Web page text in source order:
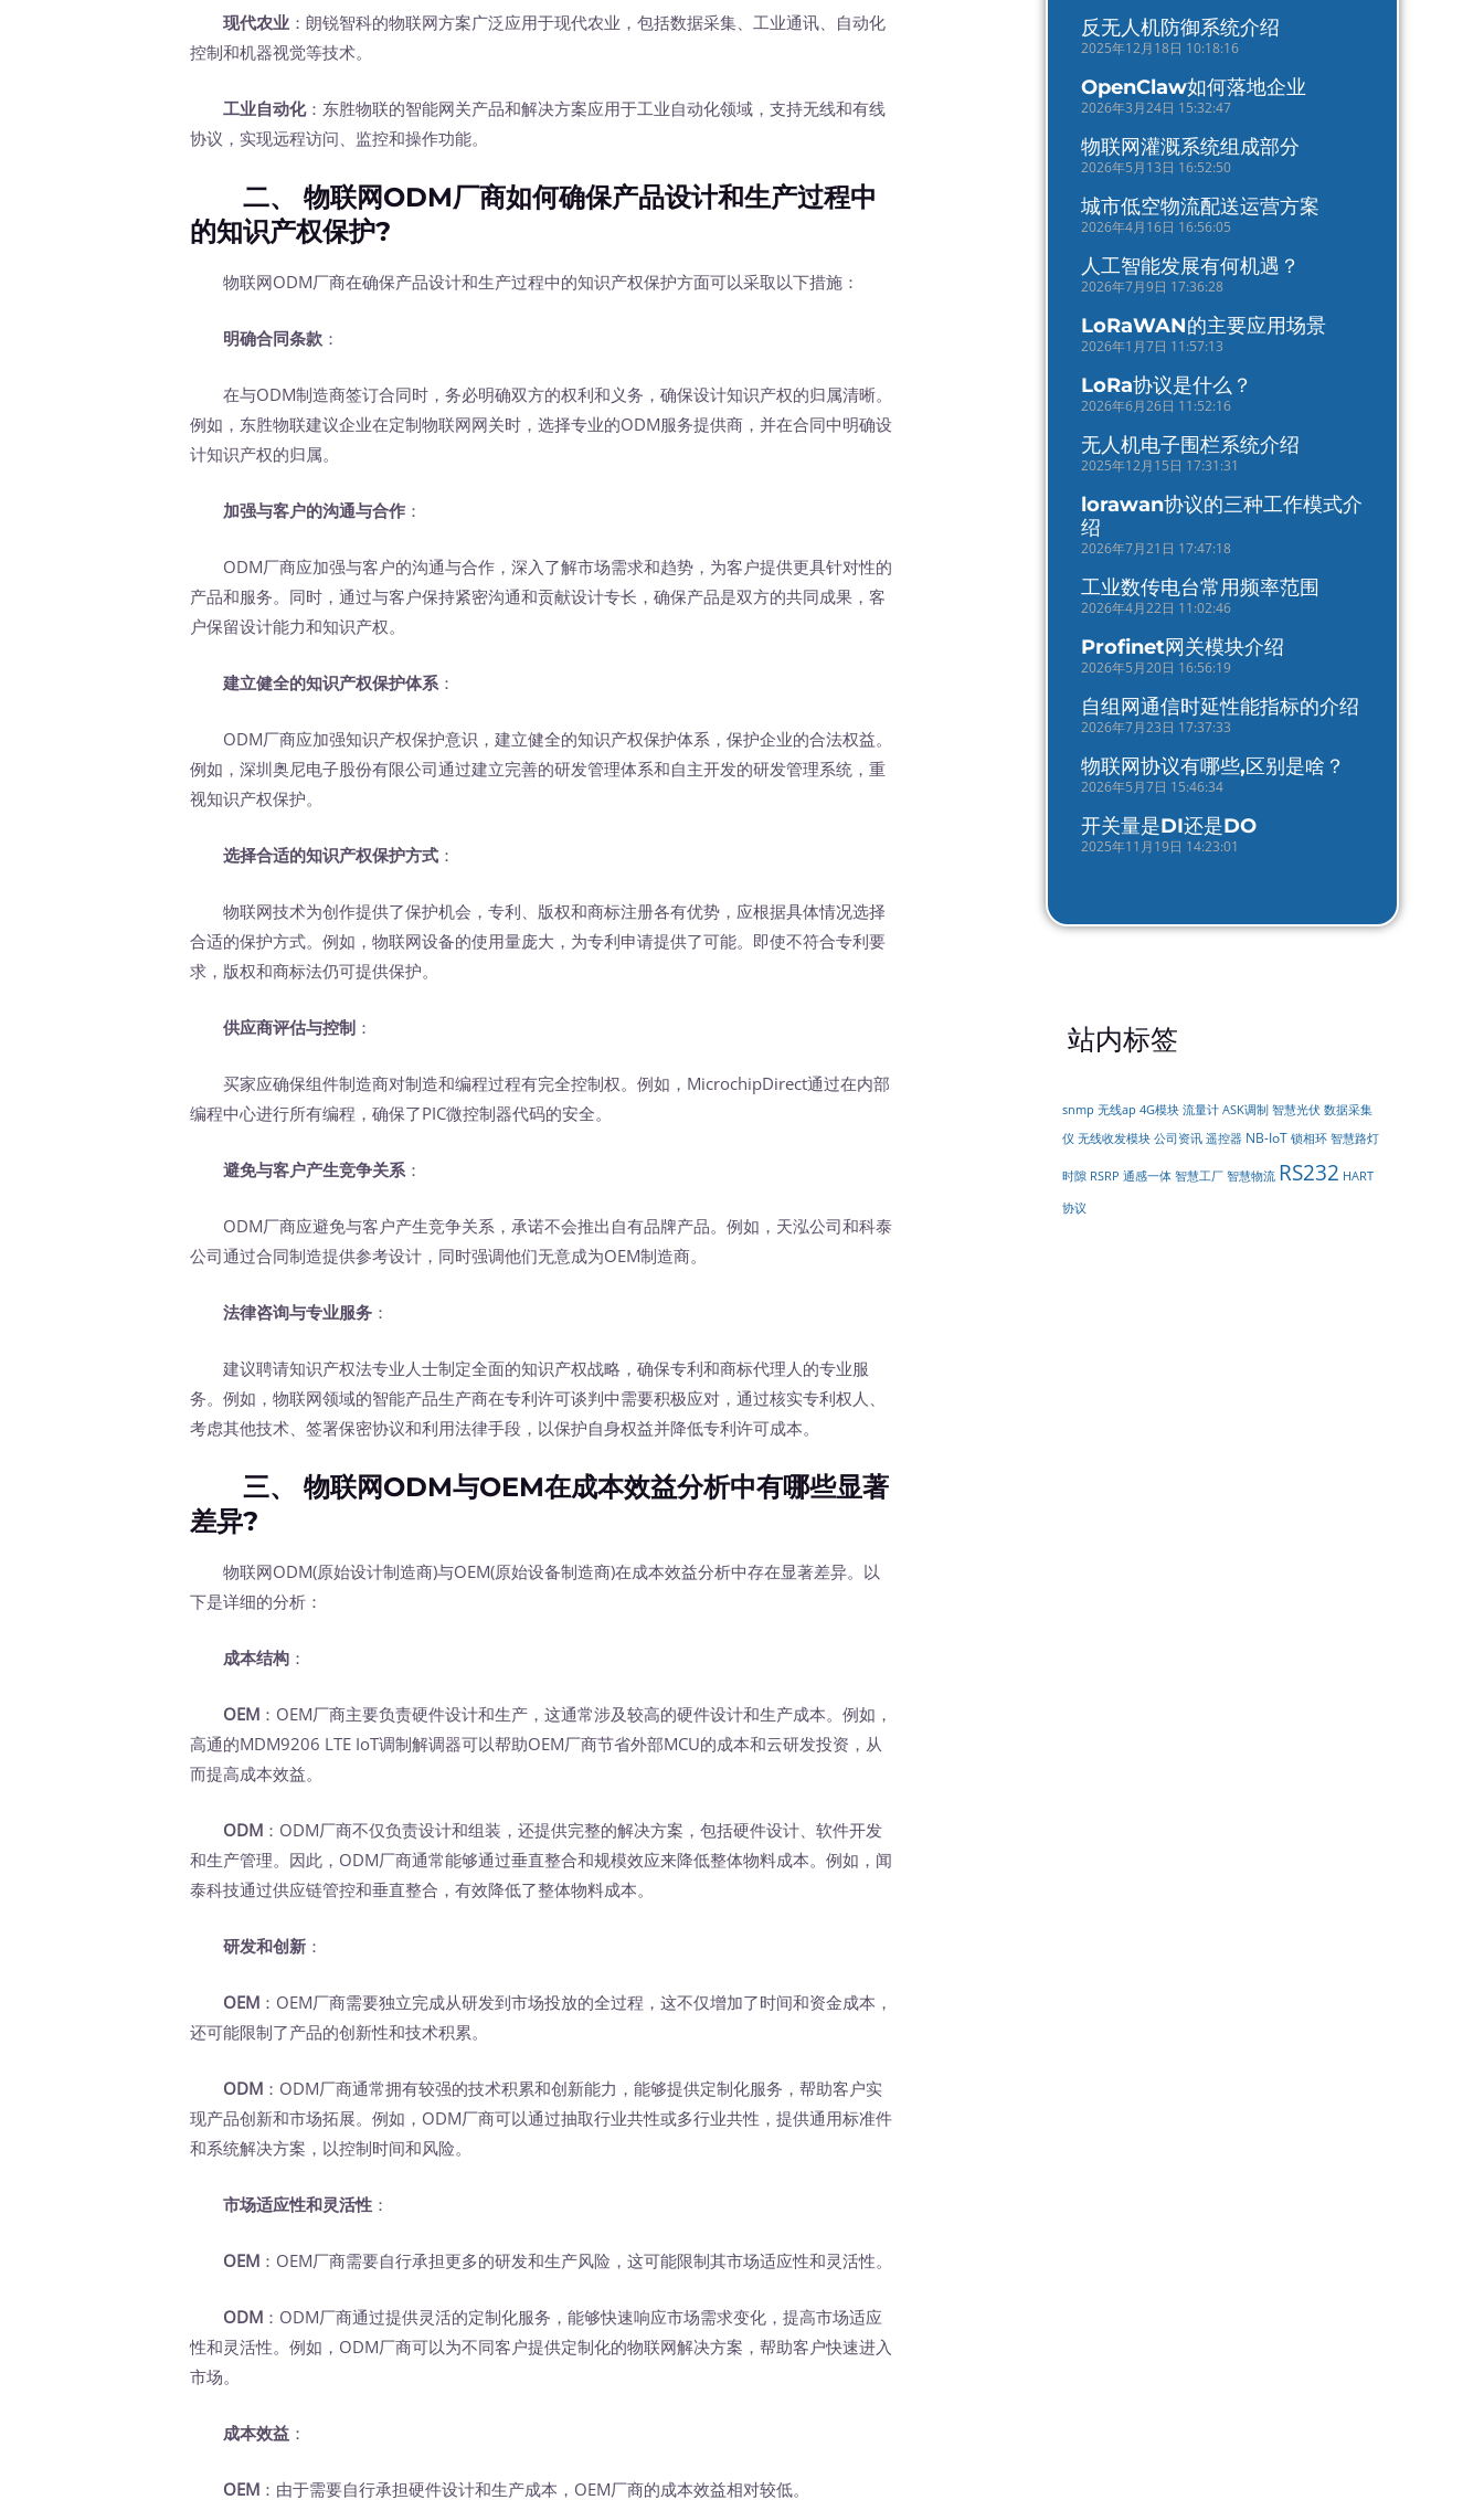
现代农业 ：朗锐智科的物联网方案广泛应用于现代农业，包括数据采集、工业通讯、自动化
控制和机器视觉等技术。
工业自动化：东胜物联的智能网关产品和解决方案应用于工业自动化领域，支持无线和有线
协议，实现远程访问、监控和操作功能。
二、 物联网ODM厂商如何确保产品设计和生产过程中
的知识产权保护?
物联网ODM厂商在确保产品设计和生产过程中的知识产权保护方面可以采取以下措施：
明确合同条款 ：
在与ODM制造商签订合同时，务必明确双方的权利和义务，确保设计知识产权的归属清晰。
例如，东胜物联建议企业在定制物联网网关时，选择专业的ODM服务提供商，并在合同中明确设
计知识产权的归属。
加强与客户的沟通与合作 ：
ODM厂商应加强与客户的沟通与合作，深入了解市场需求和趋势，为客户提供更具针对性的
产品和服务。同时，通过与客户保持紧密沟通和贡献设计专长，确保产品是双方的共同成果，客
户保留设计能力和知识产权。
建立健全的知识产权保护体系 ：
ODM厂商应加强知识产权保护意识，建立健全的知识产权保护体系，保护企业的合法权益。
例如，深圳奥尼电子股份有限公司通过建立完善的研发管理体系和自主开发的研发管理系统，重
视知识产权保护。
选择合适的知识产权保护方式 ：
物联网技术为创作提供了保护机会，专利、版权和商标注册各有优势，应根据具体情况选择
合适的保护方式。例如，物联网设备的使用量庞大，为专利申请提供了可能。即使不符合专利要
求，版权和商标法仍可提供保护。
供应商评估与控制 ：
买家应确保组件制造商对制造和编程过程有完全控制权。例如，MicrochipDirect通过在内部
编程中心进行所有编程，确保了PIC微控制器代码的安全。
避免与客户产生竞争关系 ：
ODM厂商应避免与客户产生竞争关系，承诺不会推出自有品牌产品。例如，天泓公司和科泰
公司通过合同制造提供参考设计，同时强调他们无意成为OEM制造商。
法律咨询与专业服务 ：
建议聘请知识产权法专业人士制定全面的知识产权战略，确保专利和商标代理人的专业服
务。例如，物联网领域的智能产品生产商在专利许可谈判中需要积极应对，通过核实专利权人、
考虑其他技术、签署保密协议和利用法律手段，以保护自身权益并降低专利许可成本。
三、 物联网ODM与OEM在成本效益分析中有哪些显著
差异?
物联网ODM(原始设计制造商)与OEM(原始设备制造商)在成本效益分析中存在显著差异。以
下是详细的分析：
成本结构 ：
OEM ：OEM厂商主要负责硬件设计和生产，这通常涉及较高的硬件设计和生产成本。例如，
高通的MDM9206 LTE IoT调制解调器可以帮助OEM厂商节省外部MCU的成本和云研发投资，从
而提高成本效益。
ODM ：ODM厂商不仅负责设计和组装，还提供完整的解决方案，包括硬件设计、软件开发
和生产管理。因此，ODM厂商通常能够通过垂直整合和规模效应来降低整体物料成本。例如，闻
泰科技通过供应链管控和垂直整合，有效降低了整体物料成本。
研发和创新 ：
OEM ：OEM厂商需要独立完成从研发到市场投放的全过程，这不仅增加了时间和资金成本，
还可能限制了产品的创新性和技术积累。
ODM ：ODM厂商通常拥有较强的技术积累和创新能力，能够提供定制化服务，帮助客户实
现产品创新和市场拓展。例如，ODM厂商可以通过抽取行业共性或多行业共性，提供通用标准件
和系统解决方案，以控制时间和风险。
市场适应性和灵活性 ：
OEM ：OEM厂商需要自行承担更多的研发和生产风险，这可能限制其市场适应性和灵活性。
ODM ：ODM厂商通过提供灵活的定制化服务，能够快速响应市场需求变化，提高市场适应
性和灵活性。例如，ODM厂商可以为不同客户提供定制化的物联网解决方案，帮助客户快速进入
市场。
成本效益 ：
OEM ：由于需要自行承担硬件设计和生产成本，OEM厂商的成本效益相对较低。
反无人机防御系统介绍
2025年12月18日 10:18:16
OpenClaw如何落地企业
2026年3月24日 15:32:47
物联网灌溉系统组成部分
2026年5月13日 16:52:50
城市低空物流配送运营方案
2026年4月16日 16:56:05
人工智能发展有何机遇？
2026年7月9日 17:36:28
LoRaWAN的主要应用场景
2026年1月7日 11:57:13
LoRa协议是什么？
2026年6月26日 11:52:16
无人机电子围栏系统介绍
2025年12月15日 17:31:31
lorawan协议的三种工作模式介
绍
2026年7月21日 17:47:18
工业数传电台常用频率范围
2026年4月22日 11:02:46
Profinet网关模块介绍
2026年5月20日 16:56:19
自组网通信时延性能指标的介绍
2026年7月23日 17:37:33
物联网协议有哪些,区别是啥？
2026年5月7日 15:46:34
开关量是DI还是DO
2025年11月19日 14:23:01
站内标签
snmp 无线ap 4G模块 流量计 ASK调制 智慧光伏 数据采集
仪 无线收发模块 公司资讯 遥控器 NB-IoT 锁相环 智慧路灯
时隙 RSRP 通感一体 智慧工厂 智慧物流 RS232 HART
协议